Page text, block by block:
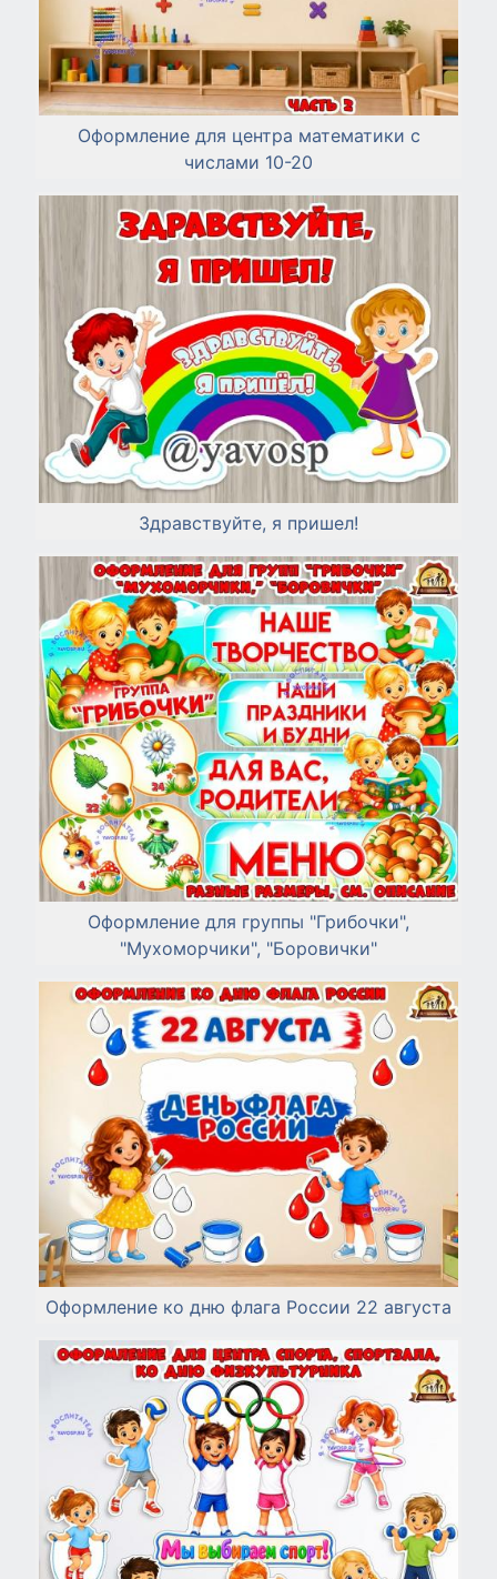
Оформление для центра математики с
числами 10-20
Здравствуйте, я пришел!
Оформление для группы "Грибочки",
"Мухоморчики", "Боровички"
Оформление ко дню флага России 22 августа